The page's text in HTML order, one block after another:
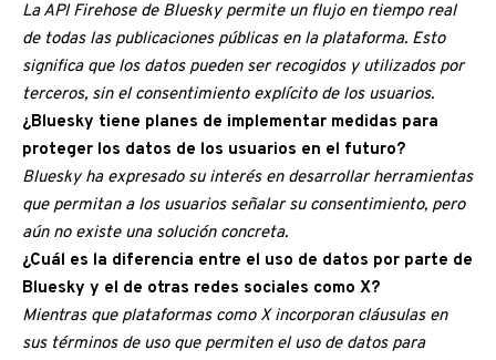
La API Firehose de Bluesky permite un flujo en tiempo real
de todas las publicaciones públicas en la plataforma. Esto
significa que los datos pueden ser recogidos y utilizados por
terceros, sin el consentimiento explícito de los usuarios.
¿Bluesky tiene planes de implementar medidas para
proteger los datos de los usuarios en el futuro?
Bluesky ha expresado su interés en desarrollar herramientas
que permitan a los usuarios señalar su consentimiento, pero
aún no existe una solución concreta.
¿Cuál es la diferencia entre el uso de datos por parte de
Bluesky y el de otras redes sociales como X?
Mientras que plataformas como X incorporan cláusulas en
sus términos de uso que permiten el uso de datos para